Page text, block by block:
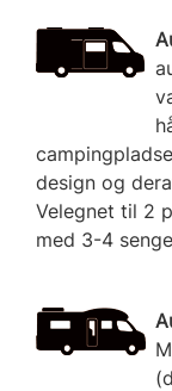
design og
Velegnet til 2
med 3-4